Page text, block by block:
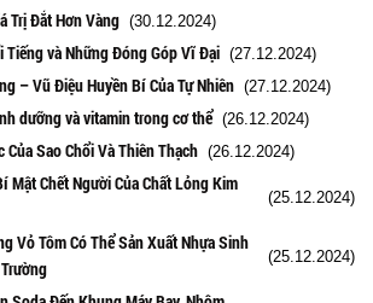
Trị Đắt Hơn Vàng (30.12.2024)
Tiếng và Những Đóng Góp Vĩ Đại (27.12.2024)
– Vũ Điệu Huyền Bí Của Tự Nhiên (27.12.2024)
dưỡng và vitamin trong cơ thể (26.12.2024)
Của Sao Chổi Và Thiên Thạch (26.12.2024)
Mật Chết Người Của Chất Lỏng Kim
(25.12.2024)
Vỏ Tôm Có Thể Sản Xuất Nhựa Sinh
(25.12.2024)